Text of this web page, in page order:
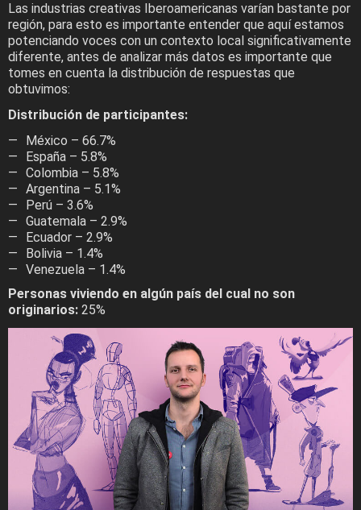
Las industrias creativas Iberoamericanas varían bastante por
región, para esto es importante entender que aquí estamos
potenciando voces con un contexto local significativamente
diferente, antes de analizar más datos es importante que
tomes en cuenta la distribución de respuestas que
obtuvimos:
Distribución de participantes:
México – 66.7%
España – 5.8%
Colombia – 5.8%
Argentina – 5.1%
Perú – 3.6%
Guatemala – 2.9%
Ecuador – 2.9%
Bolivia – 1.4%
Venezuela – 1.4%
Personas viviendo en algún país del cual no son
originarios: 25%